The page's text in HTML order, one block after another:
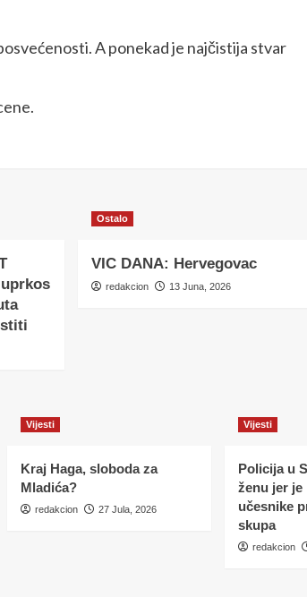
A ponekad je najčistija stvar
Ostalo
VIC DANA: Hervegovac
redakcion 13 Juna, 2026
Vijesti
Kraj Haga, sloboda za
Mladića?
redakcion 27 Jula, 2026
Vijesti
Policija u
ženu jer
učesnike
skupa
redakcion